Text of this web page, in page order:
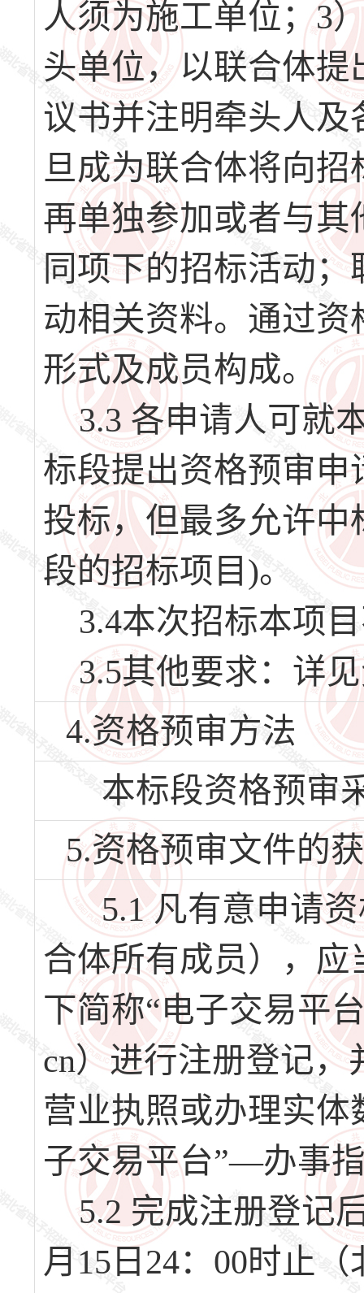
人须为施工单位；3
头单位，以联合体
议书并注明牵头人
旦成为联合体将向
再单独参加或者与
同项下的招标活动
动相关资料。通过
形式及成员构成。
3.3 各申请人可就
标段提出资格预审
投标，但最多允许
段的招标项目)。
3.4本次招标本项
3.5其他要求：详
4.资格预审方法
本标段资格预审
5.资格预审文件的
5.1 凡有意申请资
合体所有成员），
下简称“电子交易平
cn）进行注册登记
营业执照或办理实
子交易平台”—办事
5.2 完成注册登记
月15日24：00时止